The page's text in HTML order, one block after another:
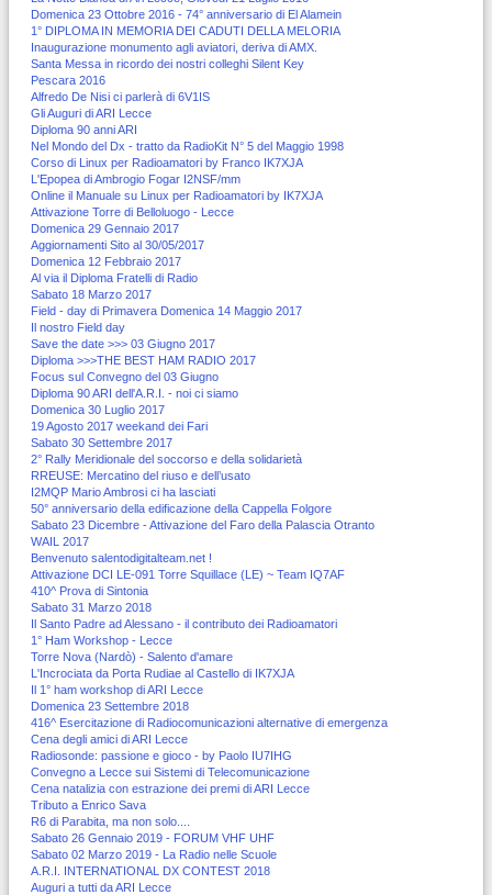
Domenica 23 Ottobre 2016 - 74° anniversario di El Alamein
1° DIPLOMA IN MEMORIA DEI CADUTI DELLA MELORIA
Inaugurazione monumento agli aviatori, deriva di AMX.
Santa Messa in ricordo dei nostri colleghi Silent Key
Pescara 2016
Alfredo De Nisi ci parlerà di 6V1IS
Gli Auguri di ARI Lecce
Diploma 90 anni ARI
Nel Mondo del Dx - tratto da RadioKit N° 5 del Maggio 1998
Corso di Linux per Radioamatori by Franco IK7XJA
L'Epopea di Ambrogio Fogar I2NSF/mm
Online il Manuale su Linux per Radioamatori by IK7XJA
Attivazione Torre di Belloluogo - Lecce
Domenica 29 Gennaio 2017
Aggiornamenti Sito al 30/05/2017
Domenica 12 Febbraio 2017
Al via il Diploma Fratelli di Radio
Sabato 18 Marzo 2017
Field - day di Primavera Domenica 14 Maggio 2017
Il nostro Field day
Save the date >>> 03 Giugno 2017
Diploma >>>THE BEST HAM RADIO 2017
Focus sul Convegno del 03 Giugno
Diploma 90 ARI dell'A.R.I. - noi ci siamo
Domenica 30 Luglio 2017
19 Agosto 2017 weekand dei Fari
Sabato 30 Settembre 2017
2° Rally Meridionale del soccorso e della solidarietà
RREUSE: Mercatino del riuso e dell’usato
I2MQP Mario Ambrosi ci ha lasciati
50° anniversario della edificazione della Cappella Folgore
Sabato 23 Dicembre - Attivazione del Faro della Palascia Otranto
WAIL 2017
Benvenuto salentodigitalteam.net !
Attivazione DCI LE-091 Torre Squillace (LE) ~ Team IQ7AF
410^ Prova di Sintonia
Sabato 31 Marzo 2018
Il Santo Padre ad Alessano - il contributo dei Radioamatori
1° Ham Workshop - Lecce
Torre Nova (Nardò) - Salento d'amare
L'Incrociata da Porta Rudiae al Castello di IK7XJA
Il 1° ham workshop di ARI Lecce
Domenica 23 Settembre 2018
416^ Esercitazione di Radiocomunicazioni alternative di emergenza
Cena degli amici di ARI Lecce
Radiosonde: passione e gioco - by Paolo IU7IHG
Convegno a Lecce sui Sistemi di Telecomunicazione
Cena natalizia con estrazione dei premi di ARI Lecce
Tributo a Enrico Sava
R6 di Parabita, ma non solo....
Sabato 26 Gennaio 2019 - FORUM VHF UHF
Sabato 02 Marzo 2019 - La Radio nelle Scuole
A.R.I. INTERNATIONAL DX CONTEST 2018
Auguri a tutti da ARI Lecce